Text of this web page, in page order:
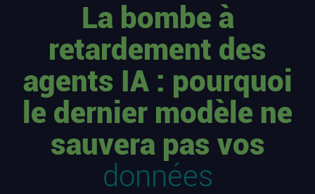
La bombe à
retardement des
agents IA : pourquoi
le dernier modèle ne
sauvera pas vos
données